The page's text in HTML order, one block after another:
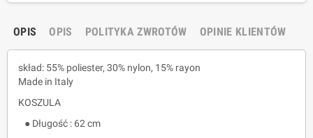
OPIS OPIS POLITYKA ZWROTÓW OPINIE KLIENTÓW
skład: 55% poliester, 30% nylon, 15% rayon
Made in Italy
KOSZULA
● Długość : 62 cm